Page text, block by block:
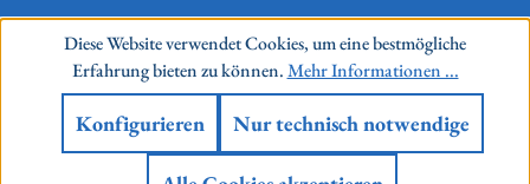
Diese Website verwendet Cookies, um eine bestmögliche
Erfahrung bieten zu können.Mehr Informationen ...
Nur technisch notwendige
Konfigurieren